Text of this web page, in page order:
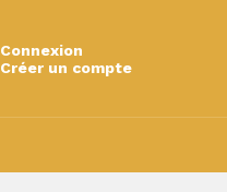
Connexion
Créer un compte